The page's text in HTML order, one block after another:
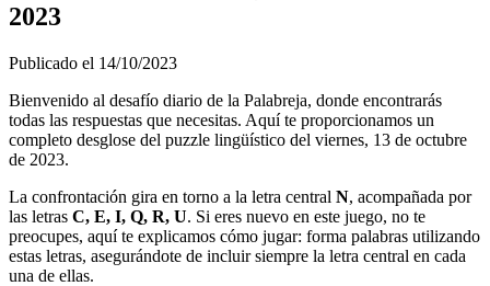
2023
Publicado el 14/10/2023
Bienvenido al desafío diario de la Palabreja, donde encontrarás
todas las respuestas que necesitas. Aquí te proporcionamos un
completo desglose del puzzle lingüístico del viernes, 13 de octubre
de 2023.
La confrontación gira en torno a la letra central N, acompañada por
las letras C, E, I, Q, R, U. Si eres nuevo en este juego, no te
preocupes, aquí te explicamos cómo jugar: forma palabras utilizando
estas letras, asegurándote de incluir siempre la letra central en cada
una de ellas.